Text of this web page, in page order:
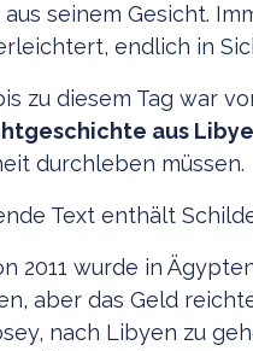
seinem Gesicht.
endlich in
zu diesem Tag war
aus
durchleben müssen.
Text enthält
2011 wurde in
aber das Geld
nach Libyen zu